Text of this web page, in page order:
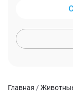
Главная /